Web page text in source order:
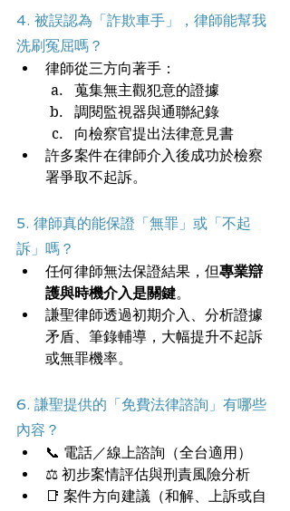
4. 被誤認為「詐欺車手」，律師能幫我
洗刷冤屈嗎？
律師從三方向著手：
蒐集無主觀犯意的證據
調閱監視器與通聯紀錄
向檢察官提出法律意見書
許多案件在律師介入後成功於檢察
署爭取不起訴。
5. 律師真的能保證「無罪」或「不起
訴」嗎？
任何律師無法保證結果，但專業辯
護與時機介入是關鍵。
謙聖律師透過初期介入、分析證據
矛盾、筆錄輔導，大幅提升不起訴
或無罪機率。
6. 謙聖提供的「免費法律諮詢」有哪些
內容？
📞 電話／線上諮詢（全台適用）
⚖️ 初步案情評估與刑責風險分析
📑 案件方向建議（和解、上訴或自